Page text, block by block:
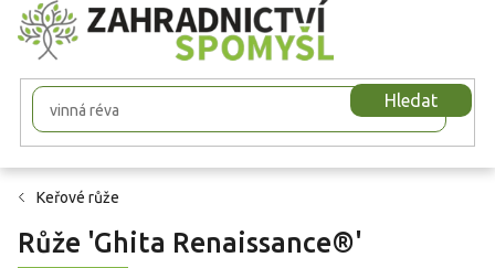
Přejít
na
obsah
Hledat
Keřové růže
Růže 'Ghita Renaissance®'